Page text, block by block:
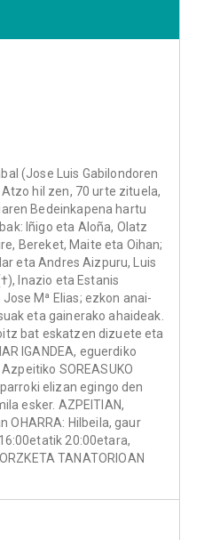
(Jose Luis Gabilondoren
hil zen, 70 urte zituela,
Bedeinkapena hartu
Iñigo eta Aloña, Olatz
Bereket, Maite eta Oihan;
eta Andres Aizpuru, Luis
Inazio eta Estanis
Mª Elias; ezkon anai-
eta gainerako ahaideak.
bat eskatzen dizuete eta
IGANDEA, eguerdiko
Azpeitiko SOREASUKO
parroki elizan egingo den
esker. AZPEITIAN,
OHARRA: Hilbeila, gaur
20:00etara,
TANATORIOAN